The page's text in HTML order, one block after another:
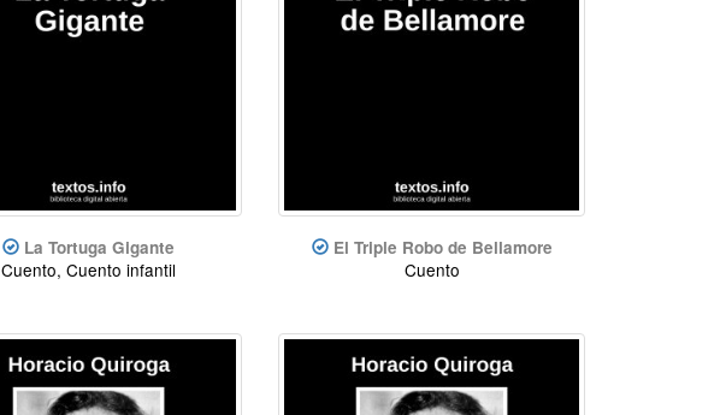
La Tortuga Gigante
Cuento, Cuento infantil
El Triple Robo de Bellamore
Cuento